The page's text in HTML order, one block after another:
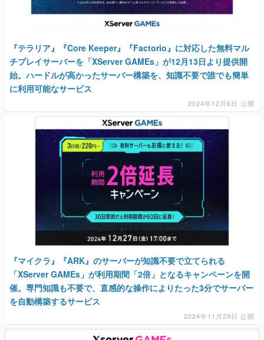
『テラリア』『Core Keeper』『Factorio』に対応した無料マル
チプレイサーバーを「XServer GAMEs」が12月13日より提供開
始。ハードルが高かったサーバー構築を、知識不要で誰でも簡単
に利用可能なサービス
2024年12月6日 公開
『マイクラ』『ARK』のサーバーが知識不要で立てられる
「XServer GAMEs」が利用期間「2倍」となるキャンペーンを開
催。専門知識も不要で、直感的な操作によりたった3分でサーバー
を自動構築するサービス
2024年11月29日 公開